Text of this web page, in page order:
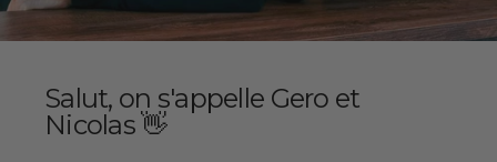
Salut, on s'appelle Gero et
Nicolas 👋